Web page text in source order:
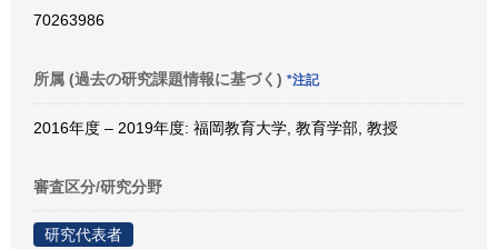
70263986
所属 (過去の研究課題情報に基づく) *注記
2016年度 – 2019年度: 福岡教育大学, 教育学部, 教授
審査区分/研究分野
研究代表者